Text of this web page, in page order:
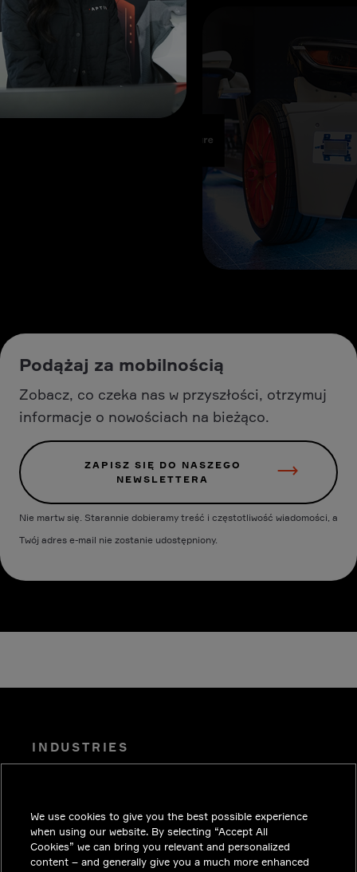
Podążaj za mobilnością
Zobacz, co czeka nas w przyszłości, otrzymuj
informacje o nowościach na bieżąco.
ZAPISZ SIĘ DO NASZEGO
NEWSLETTERA
Nie martw się. Starannie dobieramy treść i częstotliwość wiadomości, a
Twój adres e-mail nie zostanie udostępniony.
INDUSTRIES
PRACA
INWESTORZY
We use cookies to give you the best possible experience
when using our website. By selecting “Accept All
Cookies” we can bring you relevant and personalized
content – and generally give you a much more enhanced